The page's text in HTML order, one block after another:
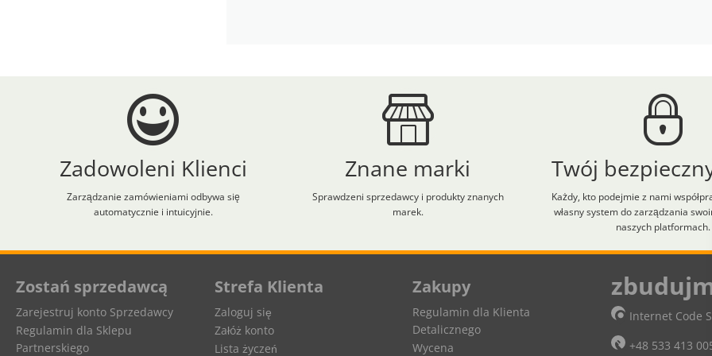
Zadowoleni Klienci
Zarządzanie zamówieniami odbywa się
automatycznie i intuicyjnie.
Znane marki
Sprawdzeni sprzedawcy i produkty znanych
marek.
Twój bezpieczny
Każdy, kto podejmie z nami
własny system do zarządzania
naszych platformach.
Aplikacja załadowana z zaawansowanymi funkcjami dostępności. Naciśnij Alt+H aby zobaczyć skróty klawiaturowe.
Zostań sprzedawcą
Zarejestruj konto Sprzedawcy
Regulamin dla Sklepu
Partnerskiego
Strefa Klienta
Zaloguj się
Załóż konto
Lista życzeń
Zakupy
Regulamin dla Klienta
Detalicznego
Wycena
Internet Code
+48 533 413